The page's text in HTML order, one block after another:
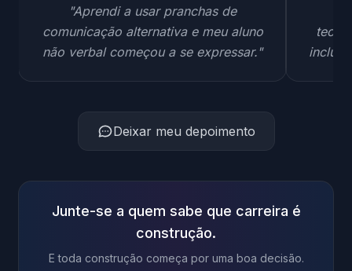
"Aprendi a usar pranchas de
comunicação alternativa e meu aluno
não verbal começou a se expressar."
Deixar meu depoimento
Junte-se a quem sabe que carreira é
construção.
E toda construção começa por uma boa decisão.